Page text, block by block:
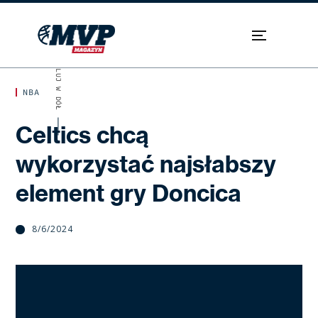
NBA
Celtics chcą
wykorzystać najsłabszy
element gry Doncica
8/6/2024
SKROLUJ W DÓŁ